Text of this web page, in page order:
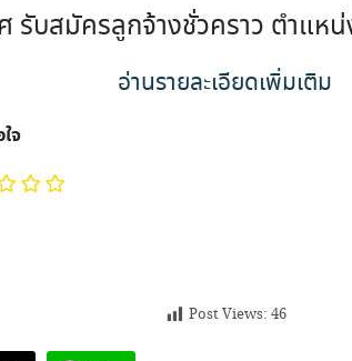
รับสมัครลูกจ้างชั่วคราว ตำแห
อ่านรายละเอียดเพิ่มเติม
จ
Post Views: 46